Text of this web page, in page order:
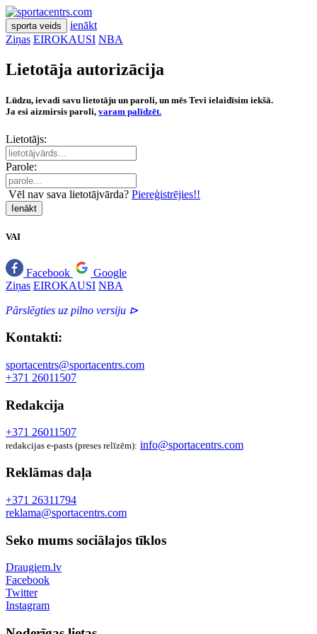
sporta veids
ienākt
Ziņas EIROKAUSI NBA
Lietotāja autorizācija
Lūdzu, ievadi savu lietotāju un paroli, un mēs Tevi ielaidīsim iekšā.
Ja esi aizmirsis paroli, varam palīdzēt.
Lietotājs:
Parole:
Vēl nav sava lietotājvārda? Piereģistrējies!!
Ienākt
VAI
Facebook
Google
Ziņas EIROKAUSI NBA
Pārslēgties uz pilno versiju ⊳
Kontakti:
sportacentrs@sportacentrs.com
+371 26011507
Redakcija
+371 26011507
redakcijas e-pasts (preses relīzēm): info@sportacentrs.com
Reklāmas daļa
+371 26311794
reklama@sportacentrs.com
Seko mums sociālajos tīklos
Draugiem.lv
Facebook
Twitter
Instagram